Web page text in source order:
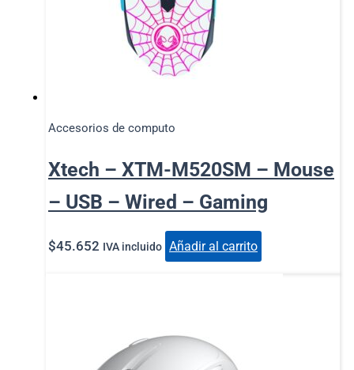
Accesorios de computo
Xtech – XTM-M520SM – Mouse
– USB – Wired – Gaming
$45.652 IVA incluido Añadir al carrito